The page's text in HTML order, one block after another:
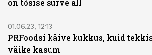
on tõsise surve all
01.06.23, 12:13
PRFoodsi käive kukkus, kuid tekkis
väike kasum